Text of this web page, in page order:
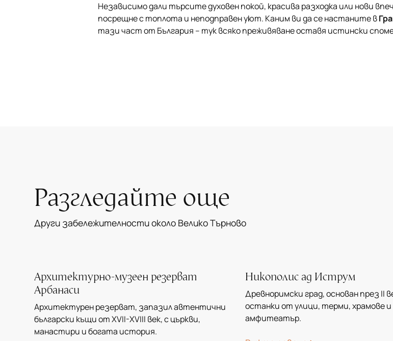
Независимо дали търсите духовен покой, красива разходка или нови
посрещне с топлота и неподправен уют. Каним ви да се настаните в
тази част от България – тук всяко преживяване оставя истински
Разгледайте още
Други забележителности около Велико Търново
Архитектурно-музеен резерват
Арбанаси
Архитектурен резерват, запазил автентични
български къщи от XVII-XVIII век, с църкви,
манастири и богата история.
Никополис ад Иструм
Древноримски град, основан през II
останки от улици, терми, храмове и
амфитеатър.